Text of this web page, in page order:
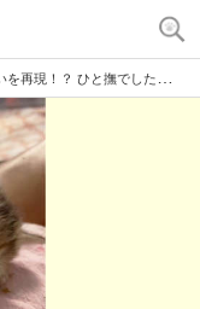
瞬間、沼落ちする子猫に沼落ちしちゃう！